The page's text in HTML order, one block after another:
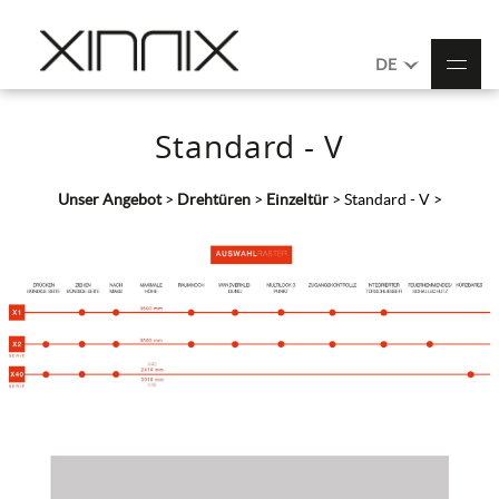
DE
Standard - V
Unser Angebot> Drehtüren> Einzeltür> Standard - V>